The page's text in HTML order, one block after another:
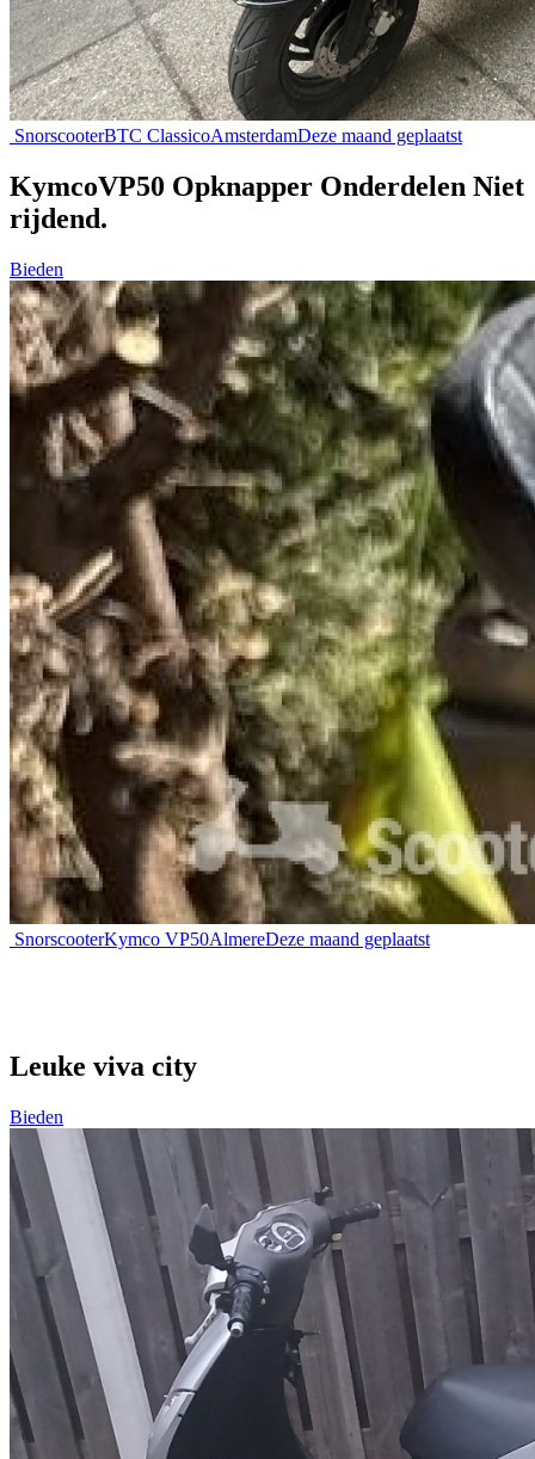
SnorscooterBTC ClassicoAmsterdamDeze maand geplaatst
KymcoVP50 Opknapper Onderdelen Niet
rijdend.
Bieden
SnorscooterKymco VP50AlmereDeze maand geplaatst
Leuke viva city
Bieden